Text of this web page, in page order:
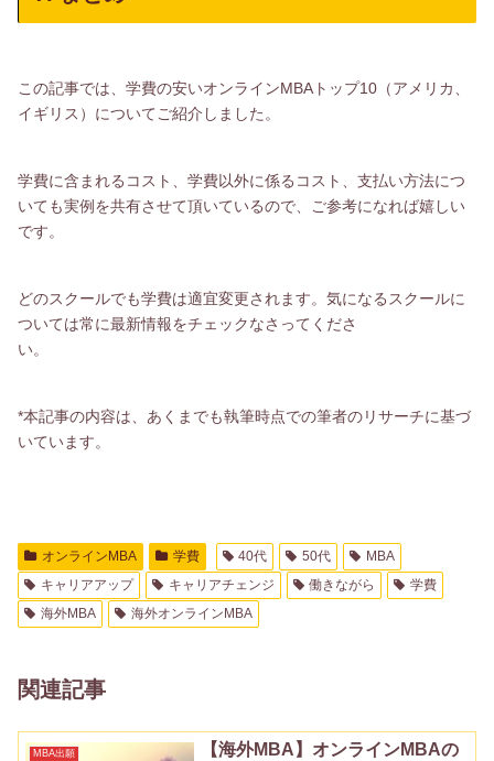
この記事では、学費の安いオンラインMBAトップ10（アメリカ、
イギリス）についてご紹介しました。
学費に含まれるコスト、学費以外に係るコスト、支払い方法につ
いても実例を共有させて頂いているので、ご参考になれば嬉しい
です。
どのスクールでも学費は適宜変更されます。気になるスクールに
ついては常に最新情報をチェックなさってくださ
い。
*本記事の内容は、あくまでも執筆時点での筆者のリサーチに基づ
いています。
オンラインMBA 学費 40代 50代
MBA
キャリアアップ
キャリアチェンジ 働きながら
学費
海外MBA
海外オンラインMBA
関連記事
MBA出願
【海外MBA】オンラインMBAの